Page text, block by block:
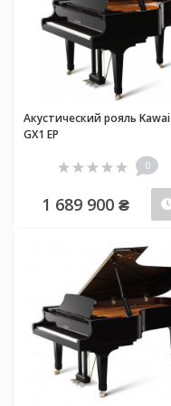
Акустический рояль Kawai
GX1 EP
0
1 689 900 ₴